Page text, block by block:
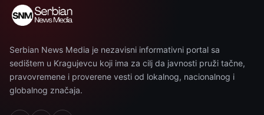
Serbian News Media je nezavisni informativni portal sa
sedištem u Kragujevcu koji ima za cilj da javnosti pruži tačne,
pravovremene i proverene vesti od lokalnog, nacionalnog i
globalnog značaja.